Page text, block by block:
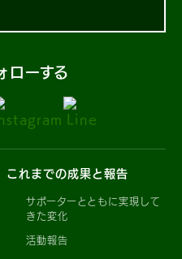
ローする
これまでの成果と報告
サポーターとともに実現して
きた変化
活動報告